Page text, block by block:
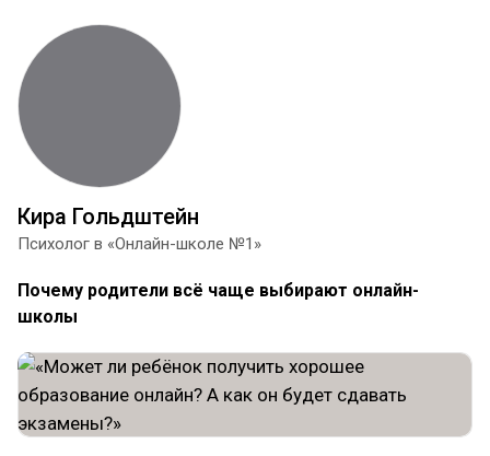
Кира Гольдштейн
Психолог в «Онлайн-школе №1»
Почему родители всё чаще выбирают онлайн-
школы